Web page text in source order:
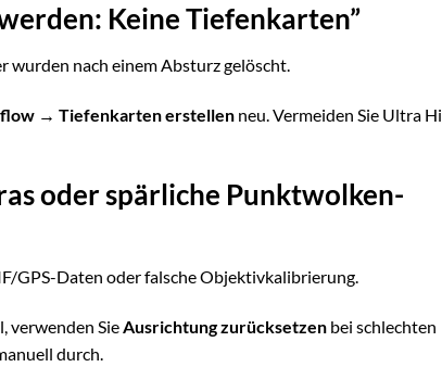
Keine Tiefenkarten”
nach einem Absturz gelöscht.
→ Tiefenkarten erstellen neu. Vermeiden Sie Ultra
oder spärliche Punktwolken-
GPS-Daten oder falsche Objektivkalibrierung.
verwenden SieAusrichtung zurücksetzen bei schlechten
durch.